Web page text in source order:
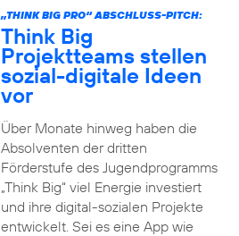
„THINK BIG PRO“ ABSCHLUSS-PITCH:
Think Big
Projektteams stellen
sozial-digitale Ideen
vor
Über Monate hinweg haben die
Absolventen der dritten
Förderstufe des Jugendprogramms
„Think Big“ viel Energie investiert
und ihre digital-sozialen Projekte
entwickelt. Sei es eine App wie